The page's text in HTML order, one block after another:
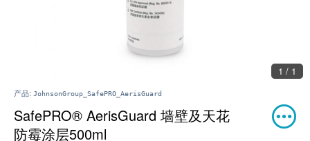
1 / 1
产品: JohnsonGroup_SafePRO_AerisGuard
SafePRO® AerisGuard 墙壁及天花
防霉涂层500ml